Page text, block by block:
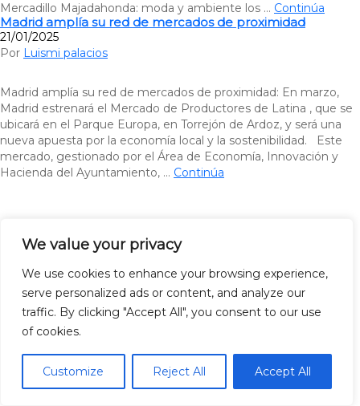
We value your privacy
We use cookies to enhance your browsing experience,
serve personalized ads or content, and analyze our
traffic. By clicking "Accept All", you consent to our use
of cookies.
Customize Reject All Accept All
Mercadillo Majadahonda: moda y ambiente los … Continúa
Madrid amplía su red de mercados de proximidad
21/01/2025
Por Luismi palacios
Madrid amplía su red de mercados de proximidad: En marzo,
Madrid estrenará el Mercado de Productores de Latina , que se
ubicará en el Parque Europa, en Torrejón de Ardoz, y será una
nueva apuesta por la economía local y la sostenibilidad. Este
mercado, gestionado por el Área de Economía, Innovación y
Hacienda del Ayuntamiento, … Continúa